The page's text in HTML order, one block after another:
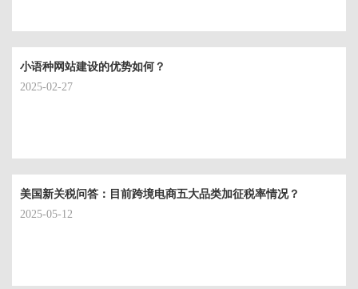
小语种网站建设的优势如何？
2025-02-27
美国新关税问答：目前跨境电商五大品类加征税率情况？
2025-05-12